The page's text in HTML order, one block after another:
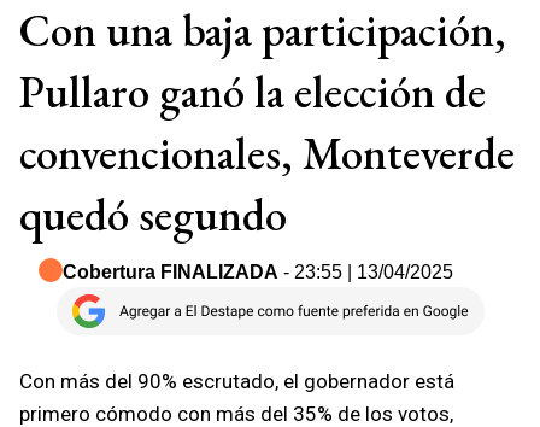
Con una baja participación,
Pullaro ganó la elección de
convencionales, Monteverde
quedó segundo
Cobertura FINALIZADA - 23:55 | 13/04/2025
Con más del 90% escrutado, el gobernador está
primero cómodo con más del 35% de los votos,